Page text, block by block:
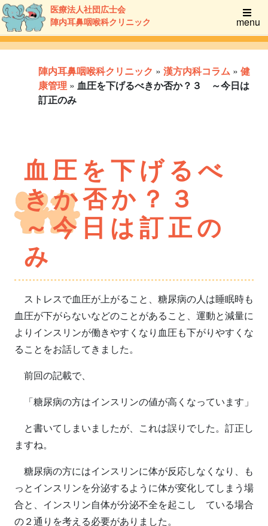
医療法人社団広士会
陣内耳鼻咽喉科クリニック
menu
陣内耳鼻咽喉科クリニック » 漢方内科コラム » 健
康管理 » 血圧を下げるべきか否か？３ ～今日は
訂正のみ
血圧を下げるべ
きか否か？３
～今日は訂正の
み
ストレスで血圧が上がること、糖尿病の人は睡眠時も
血圧が下がらないなどのことがあること、運動と減量に
よりインスリンが働きやすくなり血圧も下がりやすくな
ることをお話してきました。
前回の記載で、
「糖尿病の方はインスリンの値が高くなっています」
と書いてしまいましたが、これは誤りでした。訂正し
ますね。
糖尿病の方にはインスリンに体が反応しなくなり、も
っとインスリンを分泌するように体が変化してしまう場
合と、インスリン自体が分泌不全を起こし ている場合
の２通りを考える必要がありました。